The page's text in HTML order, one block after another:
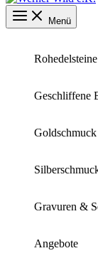
Menü
Geschliffene
Gravuren &
Angebote